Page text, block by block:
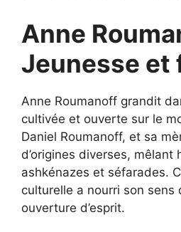
Anne
Jeunesse et
Anne Roumanoff grandit
cultivée et ouverte sur le
Daniel Roumanoff, et sa
d’origines diverses, mêlant
ashkénazes et séfarades.
culturelle a nourri son sens
ouverture d’esprit.